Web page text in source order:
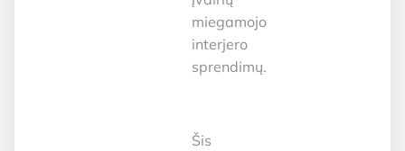
miegamojo
interjero
sprendimų.
Šis